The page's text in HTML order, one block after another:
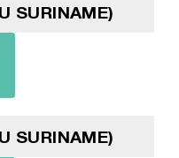
SURINAME)
SURINAME)